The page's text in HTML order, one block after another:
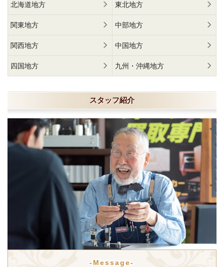
北海道地方 東北地方
関東地方 中部地方
関西地方 中国地方
四国地方 九州・沖縄地方
スタッフ紹介
-Message-